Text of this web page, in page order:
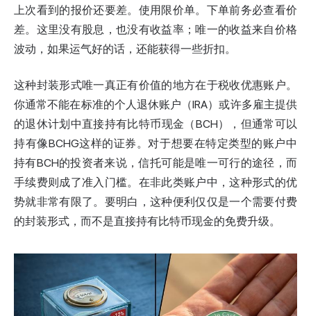
上次看到的报价还要差。使用限价单。下单前务必查看价
差。这里没有股息，也没有收益率；唯一的收益来自价格
波动，如果运气好的话，还能获得一些折扣。
这种封装形式唯一真正有价值的地方在于税收优惠账户。
你通常不能在标准的个人退休账户（IRA）或许多雇主提供
的退休计划中直接持有比特币现金（BCH），但通常可以
持有像BCHG这样的证券。对于想要在特定类型的账户中
持有BCH的投资者来说，信托可能是唯一可行的途径，而
手续费则成了准入门槛。在非此类账户中，这种形式的优
势就非常有限了。要明白，这种便利仅仅是一个需要付费
的封装形式，而不是直接持有比特币现金的免费升级。